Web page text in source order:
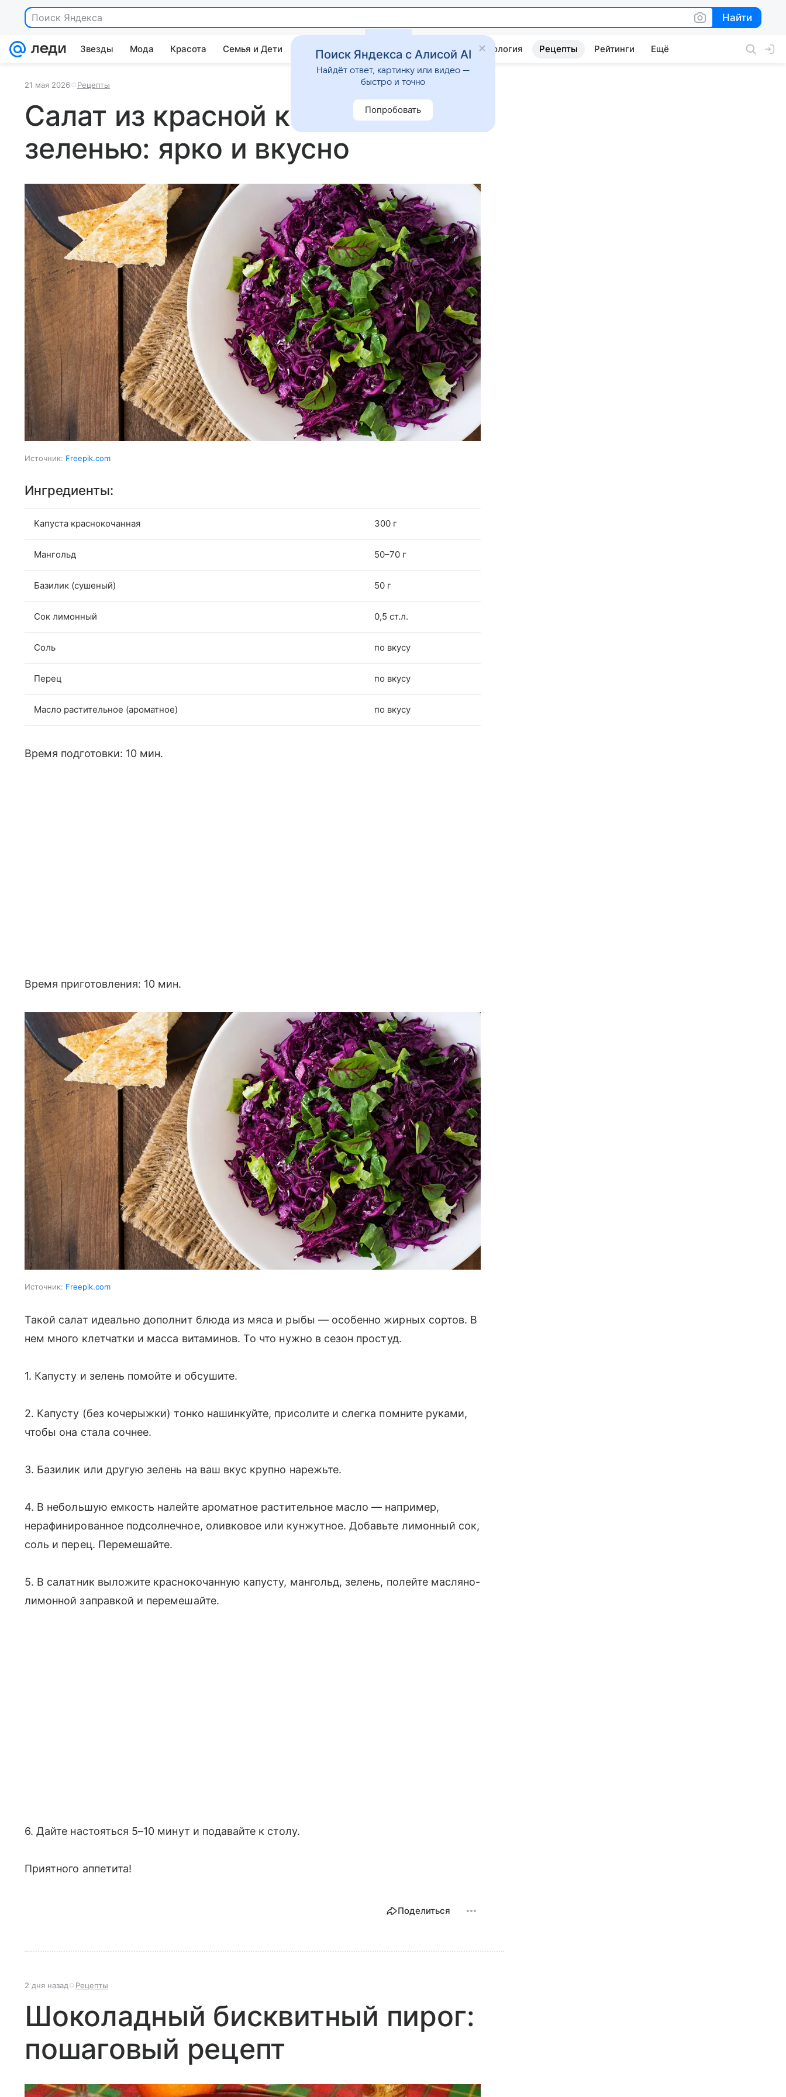
Поиск Яндекса Найти
Найти
Звезды Мода Красота Семья и Дети Дом Гороскопы Стиль жизни Психология Рецепты Рейтинги Ещё
21 мая 2026 Рецепты
Салат из красной капусты с
зеленью: ярко и вкусно
Источник: Freepik.com
Ингредиенты:
Капуста краснокочанная 300 г
Мангольд 50–70 г
Базилик (сушеный) 50 г
Сок лимонный 0,5 ст.л.
Соль по вкусу
Перец по вкусу
Масло растительное (ароматное) по вкусу
Время подготовки: 10 мин.
Время приготовления: 10 мин.
Источник: Freepik.com
Такой салат идеально дополнит блюда из мяса и рыбы — особенно жирных сортов. В
нем много клетчатки и масса витаминов. То что нужно в сезон простуд.
1. Капусту и зелень помойте и обсушите.
2. Капусту (без кочерыжки) тонко нашинкуйте, присолите и слегка помните руками,
чтобы она стала сочнее.
3. Базилик или другую зелень на ваш вкус крупно нарежьте.
4. В небольшую емкость налейте ароматное растительное масло — например,
нерафинированное подсолнечное, оливковое или кунжутное. Добавьте лимонный сок,
соль и перец. Перемешайте.
5. В салатник выложите краснокочанную капусту, мангольд, зелень, полейте масляно-
лимонной заправкой и перемешайте.
6. Дайте настояться 5–10 минут и подавайте к столу.
Приятного аппетита!
Поделиться
2 дня назад Рецепты
Шоколадный бисквитный пирог:
пошаговый рецепт
Поиск Яндекса с Алисой AI
Найдёт ответ, картинку или видео —
быстро и точно
Попробовать